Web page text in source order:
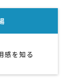
感を知る